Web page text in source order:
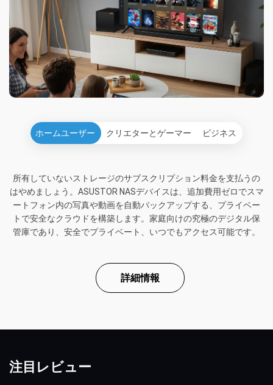
ホームユーザー クリエターとゲーマー ビジネス
所有していないストレージのサブスクリプション料金を支払うの
はやめましょう。ASUSTOR NASデバイスは、追加費用ゼロでスマ
ートフォン内の写真や動画を自動バックアップする、プライベー
トで安全なクラウドを構築します。家庭向けの究極のデジタル保
管庫であり、安全でプライベート、いつでもアクセス可能です。
詳細情報
注目レビュー